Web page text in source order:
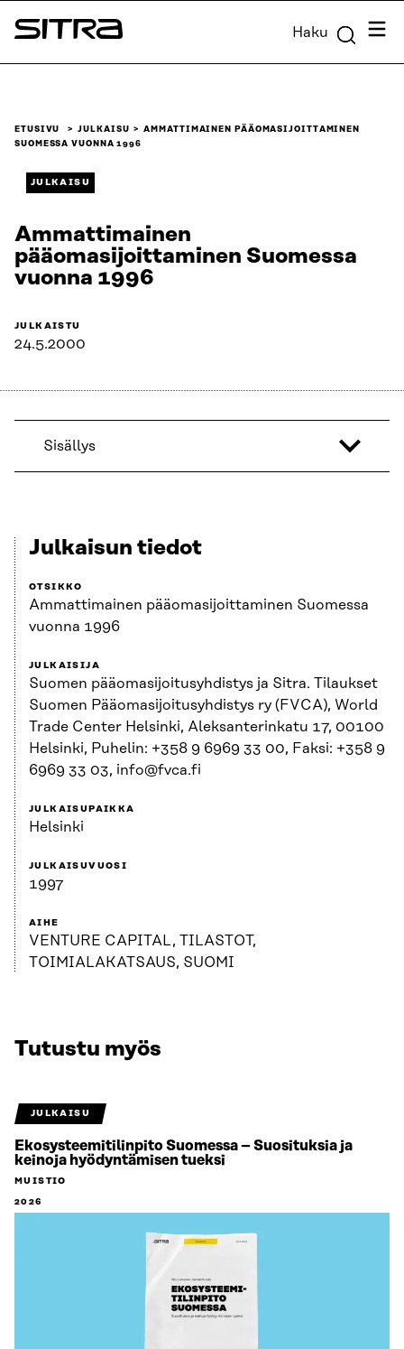
Siirry
suoraan
Sitra Haku
ETUSIVU JULKAISU
AMMATTIMAINEN PÄÄOMASIJOITTAMINEN
SUOMESSA VUONNA 1996
JULKAISU
Ammattimainen
pääomasijoittaminen Suomessa
vuonna 1996
JULKAISTU
24.5.2000
Sisällys
Julkaisun tiedot
OTSIKKO
Ammattimainen pääomasijoittaminen Suomessa
vuonna 1996
JULKAISIJA
Suomen pääomasijoitusyhdistys ja Sitra. Tilaukset
Suomen Pääomasijoitusyhdistys ry (FVCA), World
Trade Center Helsinki, Aleksanterinkatu 17, 00100
Helsinki, Puhelin: +358 9 6969 33 00, Faksi: +358 9
6969 33 03, info@fvca.fi
JULKAISUPAIKKA
Helsinki
JULKAISUVUOSI
1997
AIHE
VENTURE CAPITAL, TILASTOT,
TOIMIALAKATSAUS, SUOMI
Tutustu myös
JULKAISU
Ekosysteemitilinpito Suomessa – Suosituksia ja
keinoja hyödyntämisen tueksi
MUISTIO
2026